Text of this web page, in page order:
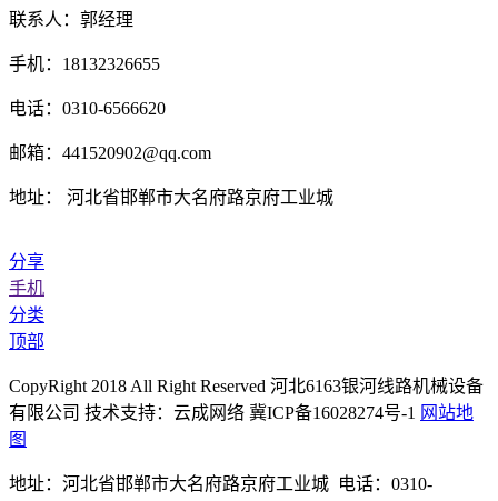
联系人：郭经理
手机：18132326655
电话：0310-6566620
邮箱：441520902@qq.com
地址： 河北省邯郸市大名府路京府工业城
分享
手机
分类
顶部
CopyRight 2018 All Right Reserved 河北6163银河线路机械设备
有限公司 技术支持：云成网络 冀ICP备16028274号-1 网站地
图
地址：河北省邯郸市大名府路京府工业城 电话：0310-